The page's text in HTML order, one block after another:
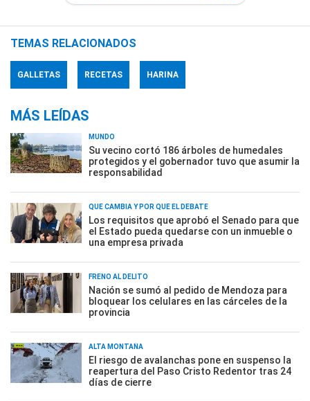
TEMAS RELACIONADOS
GALLETAS RECETAS HARINA
MÁS LEÍDAS
MUNDO
Su vecino cortó 186 árboles de humedales
protegidos y el gobernador tuvo que asumir la
responsabilidad
QUÉ CAMBIA Y POR QUÉ EL DEBATE
Los requisitos que aprobó el Senado para que
el Estado pueda quedarse con un inmueble o
una empresa privada
FRENO AL DELITO
Nación se sumó al pedido de Mendoza para
bloquear los celulares en las cárceles de la
provincia
ALTA MONTAÑA
El riesgo de avalanchas pone en suspenso la
reapertura del Paso Cristo Redentor tras 24
días de cierre